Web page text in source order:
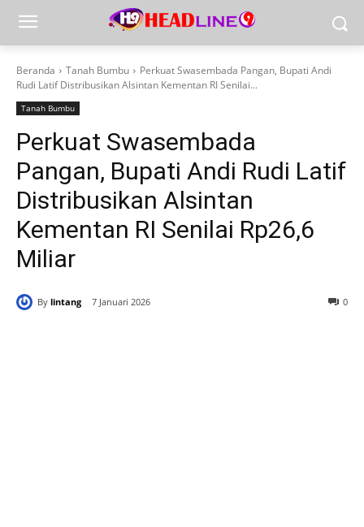
Beranda Tanah Bumbu
Perkuat Swasembada Pangan, Bupati Andi
Rudi Latif Distribusikan Alsintan Kementan RI Senilai...
Tanah Bumbu
Perkuat Swasembada
Pangan, Bupati Andi Rudi Latif
Distribusikan Alsintan
Kementan RI Senilai Rp26,6
Miliar
By lintang 7 Januari 2026 0